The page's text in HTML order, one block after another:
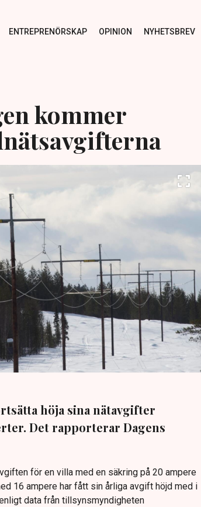
ENTREPRENÖRSKAP OPINION NYHETSBREV
kommer
höja sina nätavgifter
Det rapporterar Dagens
för en villa med en säkring på 20 ampere
16 ampere har fått sin årliga avgift höjd med i
data från tillsynsmyndigheten